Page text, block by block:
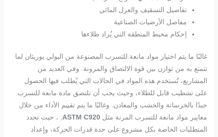
تفاصيل التسقيف والعزل المائي
مفاصل الأرضيات الصناعية
إحكام محيط المنطقة التي يُراد طلاءها
غالبًا ما يتم اختيار مواد مانعة للتسرب المصنوعة من البولي يوريثان لما
تتمتع به من توازن بين قوة الالتصاق والمرونة. وفي العديد من
المشاريع، تُستخدم هذه المواد في الحالات التي يُطلب فيها الحصول
على تشطيب قابل للطلاء، وحيث يجب أن تلتصق مادة مانعة للتسرب
جيدًا بالخرسانة والخشب والمعادن. وغالبًا ما يتم تقييم الأداء من خلال
معايير مواد مانعة للتسرب المرنة مثل ASTM C920, ، حيث تحدد
المتطلبات الخاصة بكل مشروع على حدة قدرات الحركة، وإعداد